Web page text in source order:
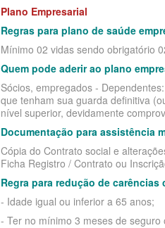
Plano Empresarial
Regras para plano de saúde
Mínimo 02 vidas sendo obrigatório
Quem pode aderir ao plano
Sócios, empregados -
que tenham sua guarda definitiva
nível superior, devidamente
Documentação para assistência
Cópia do Contrato social e
Ficha Registro / Contrato ou
Regra para redução de
- Idade igual ou inferior a 65 anos;
- Ter no mínimo 3 meses de